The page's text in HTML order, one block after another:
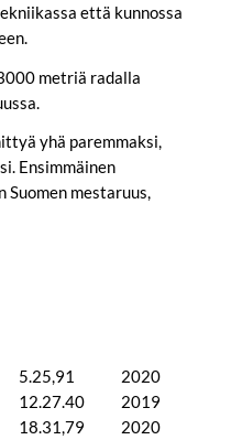
että kunnossa
metriä radalla
yhä paremmaksi,
Ensimmäinen
mestaruus,
2020
2019
2020